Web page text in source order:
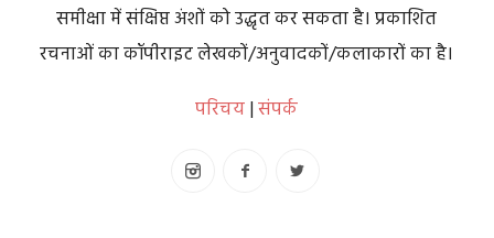
समीक्षा में संक्षिप्त अंशों को उद्धृत कर सकता है। प्रकाशित
रचनाओं का कॉपीराइट लेखकों/अनुवादकों/कलाकारों का है।
परिचय|संपर्क